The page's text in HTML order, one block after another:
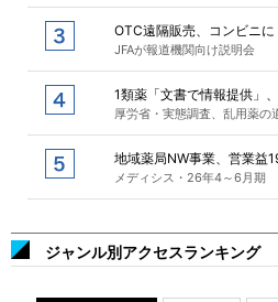
OTC遠隔販売、コンビニに
JFAが報道機関向け説明会
1類薬「文書で情報提供」
厚労省・実態調査、乱用薬の
地域薬局NW事業、営業益
メディシス・26年4～6月期
ジャンル別アクセスランキング